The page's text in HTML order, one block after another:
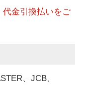
金引換払いをご
、JCB、